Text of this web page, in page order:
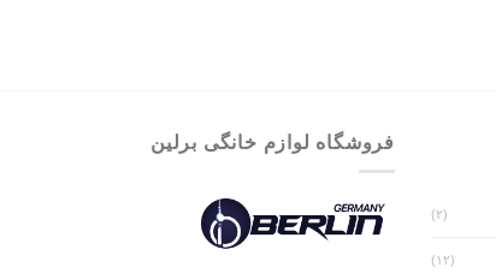
(۲)
(۱۲)
فروشگاه لوازم خانگی برلین